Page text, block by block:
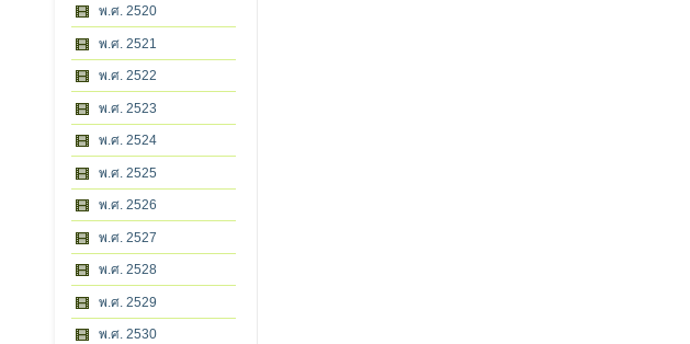
พ.ศ. 2520
พ.ศ. 2521
พ.ศ. 2522
พ.ศ. 2523
พ.ศ. 2524
พ.ศ. 2525
พ.ศ. 2526
พ.ศ. 2527
พ.ศ. 2528
พ.ศ. 2529
พ.ศ. 2530